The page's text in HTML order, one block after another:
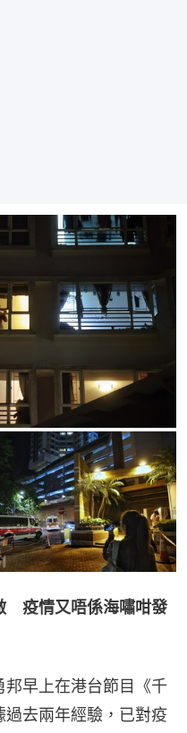
疫情又唔係海嘯咁發
早上在港台節目《千
去兩年經驗，已對疫